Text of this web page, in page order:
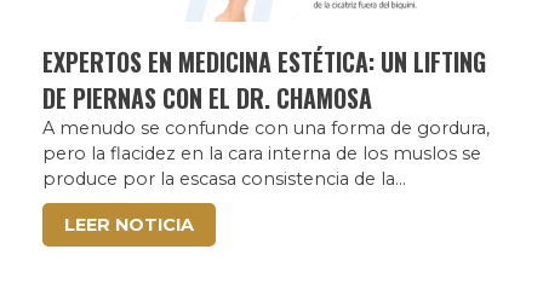
EXPERTOS EN MEDICINA ESTÉTICA: UN LIFTING
DE PIERNAS CON EL DR. CHAMOSA
A menudo se confunde con una forma de gordura,
pero la flacidez en la cara interna de los muslos se
produce por la escasa consistencia de la...
LEER NOTICIA